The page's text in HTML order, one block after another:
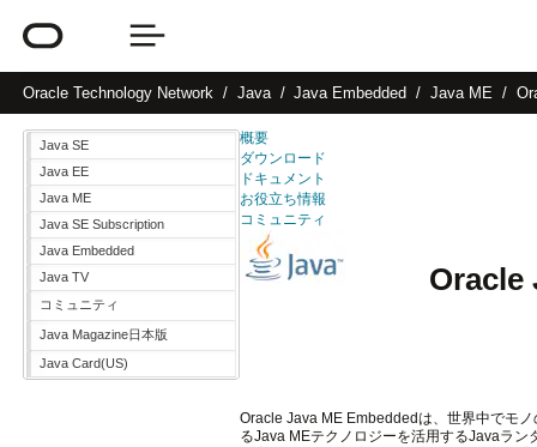
Oracle Technology Network Java Java Embedded Java ME
Java SE
Java EE
Java ME
Java SE Subscription
Java Embedded
Java TV
コミュニティ
Java Magazine日本版
Java Card(US)
概要
ダウンロード
ドキュメント
お役立ち情報
コミュニティ
Oracle
Oracle Java ME Embeddedは、世界中でモ
るJava MEテクノロジーを活用するJavaラ